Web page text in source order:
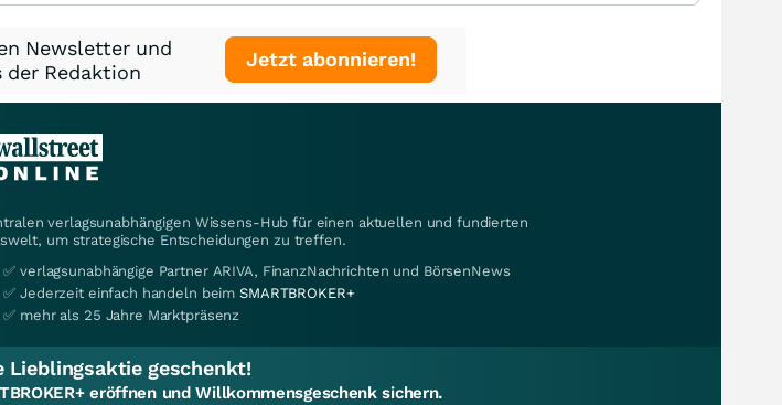
Newsletter und
der Redaktion
Jetzt abonnieren!
verlagsunabhängigen Wissens-Hub für einen aktuellen und fundierten
um strategische Entscheidungen zu treffen.
✅ verlagsunabhängige Partner ARIVA, FinanzNachrichten und BörsenNews
✅ Jederzeit einfach handeln beimSMARTBROKER+
✅ mehr als 25 Jahre Marktpräsenz
Lieblingsaktie geschenkt!
eröffnen und Willkommensgeschenk sichern.